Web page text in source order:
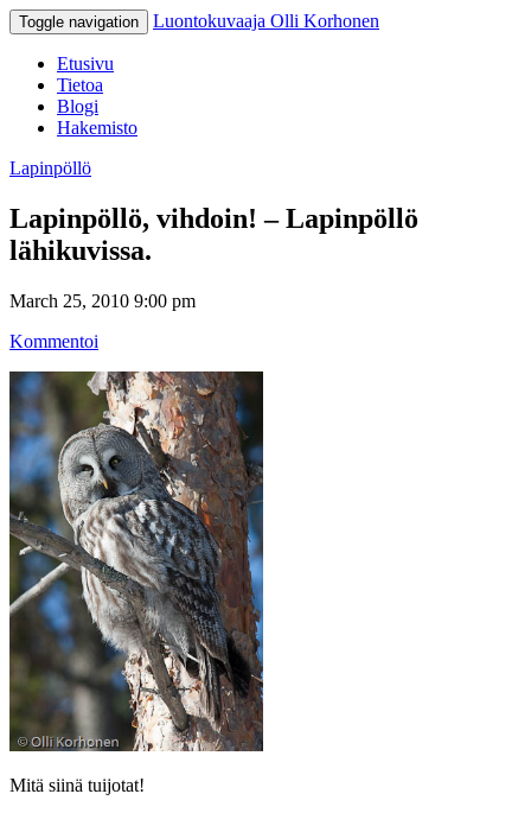
Toggle navigation Luontokuvaaja Olli Korhonen
Etusivu
Tietoa
Blogi
Hakemisto
Lapinpöllö
Lapinpöllö, vihdoin! – Lapinpöllö
lähikuvissa.
March 25, 2010 9:00 pm
Kommentoi
Mitä siinä tuijotat!